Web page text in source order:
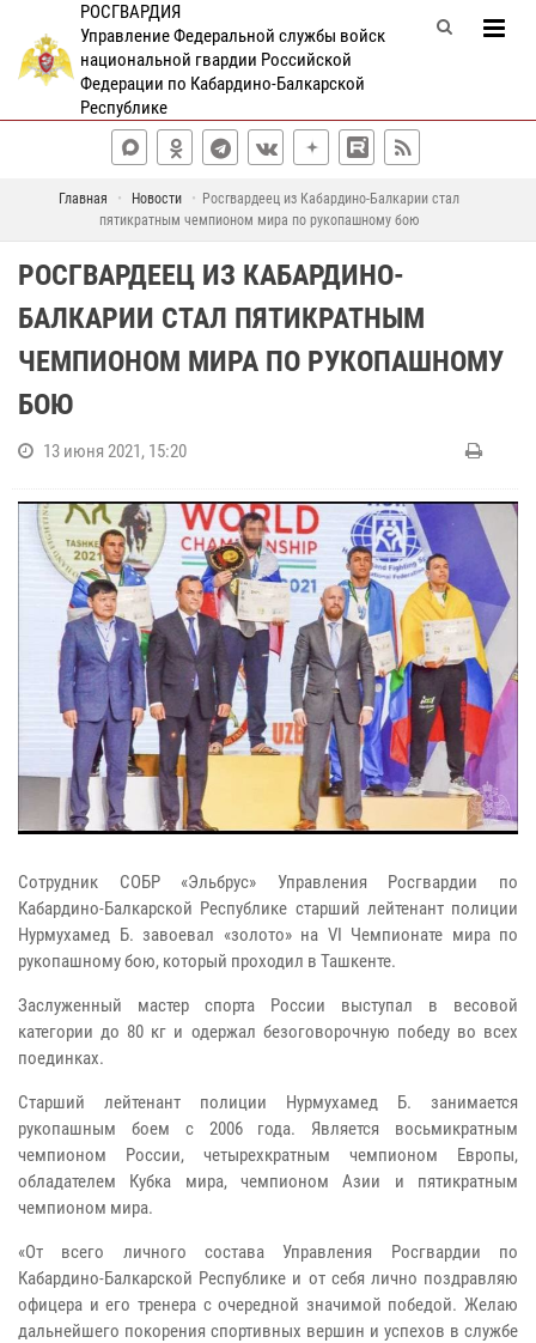
РОСГВАРДИЯ
Управление Федеральной службы войск
национальной гвардии Российской
Федерации по Кабардино-Балкарской
Республике
Главная Новости
Росгвардеец из Кабардино-Балкарии стал
пятикратным чемпионом мира по рукопашному бою
РОСГВАРДЕЕЦ ИЗ КАБАРДИНО-
БАЛКАРИИ СТАЛ ПЯТИКРАТНЫМ
ЧЕМПИОНОМ МИРА ПО РУКОПАШНОМУ
БОЮ
13 июня 2021, 15:20
Сотрудник СОБР «Эльбрус» Управления Росгвардии по
Кабардино-Балкарской Республике старший лейтенант полиции
Нурмухамед Б. завоевал «золото» на VI Чемпионате мира по
рукопашному бою, который проходил в Ташкенте.
Заслуженный мастер спорта России выступал в весовой
категории до 80 кг и одержал безоговорочную победу во всех
поединках.
Старший лейтенант полиции Нурмухамед Б. занимается
рукопашным боем с 2006 года. Является восьмикратным
чемпионом России, четырехкратным чемпионом Европы,
обладателем Кубка мира, чемпионом Азии и пятикратным
чемпионом мира.
«От всего личного состава Управления Росгвардии по
Кабардино-Балкарской Республике и от себя лично поздравляю
офицера и его тренера с очередной значимой победой. Желаю
дальнейшего покорения спортивных вершин и успехов в службе